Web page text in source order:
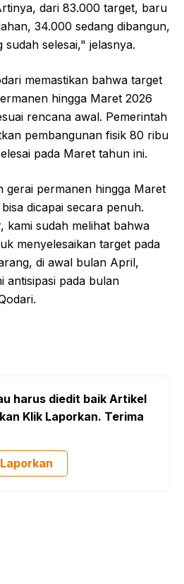
dari 83.000 target, baru
34.000 sedang dibangun,
selesai," jelasnya.
memastikan bahwa target
hingga Maret 2026
rencana awal. Pemerintah
pembangunan fisik 80 ribu
pada Maret tahun ini.
gerai permanen hingga Maret
dicapai secara penuh.
kami sudah melihat bahwa
menyelesaikan target pada
di awal bulan April,
antisipasi pada bulan
harus diedit baik Artikel
Klik Laporkan. Terima
Laporkan